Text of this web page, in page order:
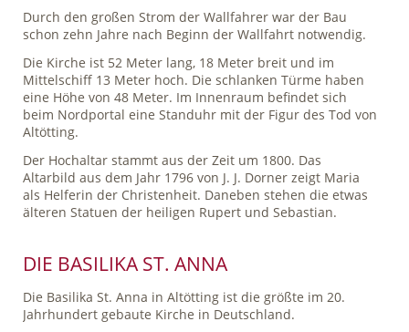
Durch den großen Strom der Wallfahrer war der Bau
schon zehn Jahre nach Beginn der Wallfahrt notwendig.
Die Kirche ist 52 Meter lang, 18 Meter breit und im
Mittelschiff 13 Meter hoch. Die schlanken Türme haben
eine Höhe von 48 Meter. Im Innenraum befindet sich
beim Nordportal eine Standuhr mit der Figur des Tod von
Altötting.
Der Hochaltar stammt aus der Zeit um 1800. Das
Altarbild aus dem Jahr 1796 von J. J. Dorner zeigt Maria
als Helferin der Christenheit. Daneben stehen die etwas
älteren Statuen der heiligen Rupert und Sebastian.
DIE BASILIKA ST. ANNA
Die Basilika St. Anna in Altötting ist die größte im 20.
Jahrhundert gebaute Kirche in Deutschland.